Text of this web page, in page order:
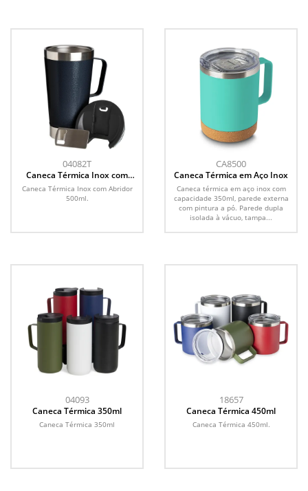
04082T
Caneca Térmica Inox com
Abridor 500ml
Caneca Térmica Inox com Abridor
500ml.
CA8500
Caneca Térmica em Aço Inox
Caneca térmica em aço inox com
capacidade 350ml, parede externa
com pintura a pó. Parede dupla
isolada à vácuo, tampa...
04093
Caneca Térmica 350ml
Caneca Térmica 350ml
18657
Caneca Térmica 450ml
Caneca Térmica 450ml.